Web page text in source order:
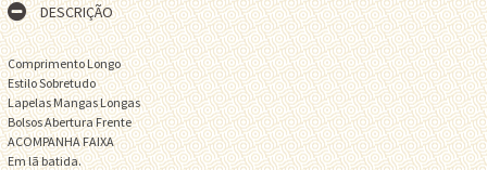
DESCRIÇÃO
Comprimento Longo
Estilo Sobretudo
Lapelas Mangas Longas
Bolsos Abertura Frente
ACOMPANHA FAIXA
Em lã batida.